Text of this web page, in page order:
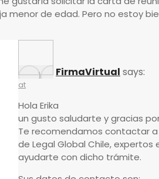
menor de edad. Pero no estoy
FirmaVirtual says:
at
Hola Erika
un gusto saludarte y gracias
Te recomendamos contactar
de Legal Global Chile,
ayudarte con dicho trámite.